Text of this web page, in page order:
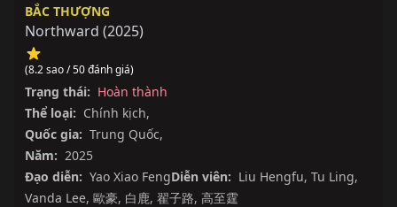
BẮC THƯỢNG
Northward (2025)
(8.2 sao / 50 đánh giá)
Trạng thái: Hoàn thành
Thể loại: Chính kịch,
Quốc gia: Trung Quốc,
Năm: 2025
Đạo diễn: Yao Xiao FengDiễn viên: Liu Hengfu, Tu Ling,
Vanda Lee, 歐豪, 白鹿, 翟子路, 高至霆